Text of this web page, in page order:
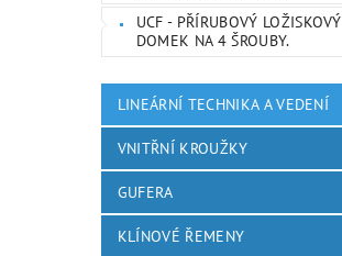
UCF - PŘÍRUBOVÝ LOŽISKOVÝ
DOMEK NA 4 ŠROUBY.
LINEÁRNÍ TECHNIKA A VEDENÍ
VNITŘNÍ KROUŽKY
GUFERA
KLÍNOVÉ ŘEMENY